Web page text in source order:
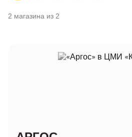
2 магазина из 2